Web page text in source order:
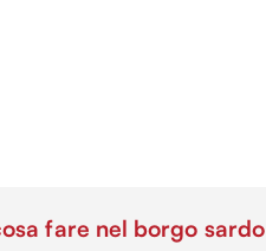
fare nel borgo sardo